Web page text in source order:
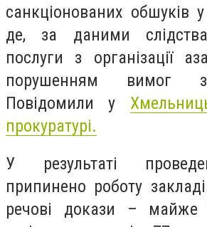
санкціонованих обшуків
де, за даними
послуги з організації
порушенням вимог
Повідомили у
прокуратурі.
У результаті
припинено роботу
речові докази –